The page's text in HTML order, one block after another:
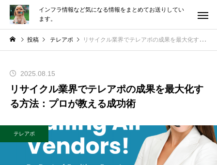
インフラ情報など気になる情報をまとめてお送りしてい
ます。
投稿 テレアポ リサイクル業界でテレアポの成果を最大化する方法：プロが教える成功術
2025.08.15
リサイクル業界でテレアポの成果を最大化す
る方法：プロが教える成功術
テレアポ